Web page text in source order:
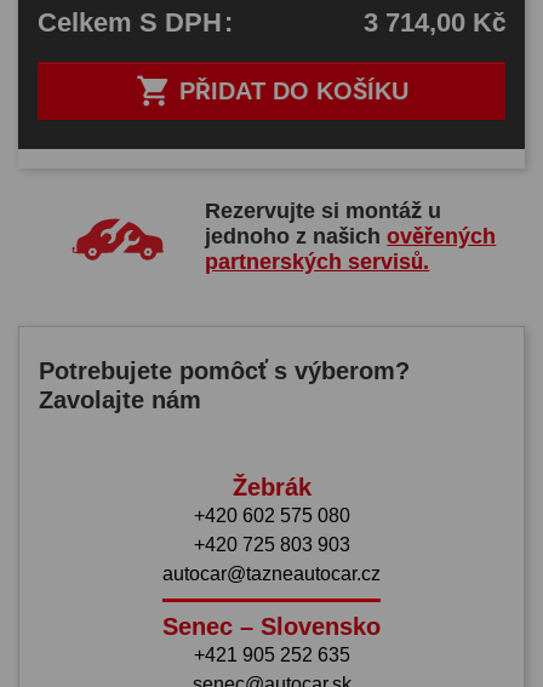
 PŘIDAT DO KOŠÍKU
Celkem S DPH: 3 714,00 Kč
Rezervujte si montáž u
jednoho z našichověřených
partnerských servisů.
Potrebujete pomôcť s výberom?
Zavolajte nám
Žebrák
+420 602 575 080
+420 725 803 903
autocar@tazneautocar.cz
Senec – Slovensko
+421 905 252 635